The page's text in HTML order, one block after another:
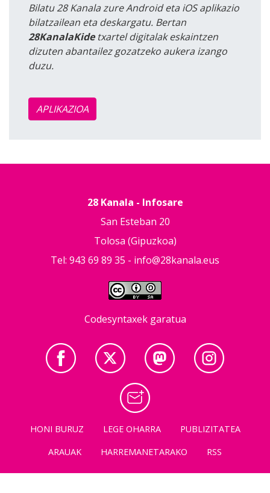
Bilatu 28 Kanala zure Android eta iOS aplikazio
bilatzailean eta deskargatu. Bertan
28KanalaKidetxartel digitalak eskaintzen
dizuten abantailez gozatzeko aukera izango
duzu.
APLIKAZIOA
28 Kanala - Infosare
San Esteban 20
Tolosa (Gipuzkoa)
Tel: 943 69 89 35 - info@28kanala.eus
Codesyntaxek garatua
HONI BURUZ LEGE OHARRA
PUBLIZITATEA
ARAUAK
HARREMANETARAKO RSS